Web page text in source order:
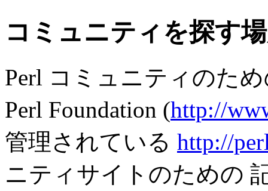
コミュニティを探す
Perl コミュニティのた
Perl Foundation (http://
管理されている http://
ニティサイトのための